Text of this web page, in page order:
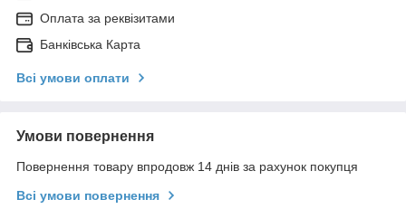
Оплата за реквізитами
Банківська Карта
Всі умови оплати
Умови повернення
Повернення товару впродовж 14 днів за рахунок покупця
Всі умови повернення